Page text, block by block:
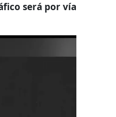
será por vía